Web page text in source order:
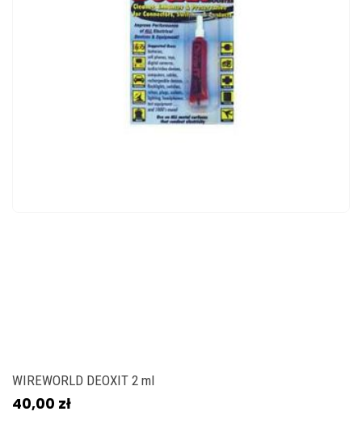
WIREWORLD DEOXIT 2 ml
40,00 zł